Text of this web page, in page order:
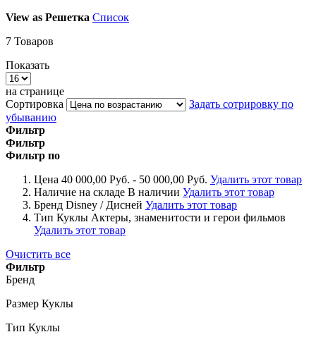
View as Решетка Список
7 Товаров
Показать
на странице
Сортировка
Задать сотрировку по
убыванию
Фильтр
Фильтр
Фильтр по
Цена 40 000,00 Руб. - 50 000,00 Руб. Удалить этот товар
Наличие на складе В наличии Удалить этот товар
Бренд Disney / Дисней Удалить этот товар
Тип Куклы Актеры, знаменитости и герои фильмов
Удалить этот товар
Очистить все
Фильтр
Бренд
Размер Куклы
Тип Куклы